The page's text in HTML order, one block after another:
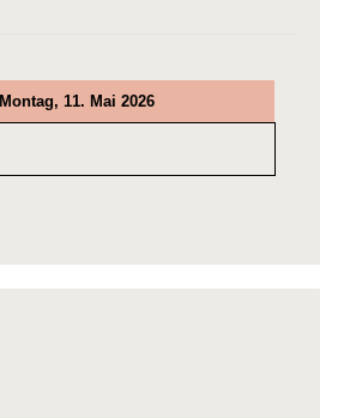
Montag, 11. Mai 2026